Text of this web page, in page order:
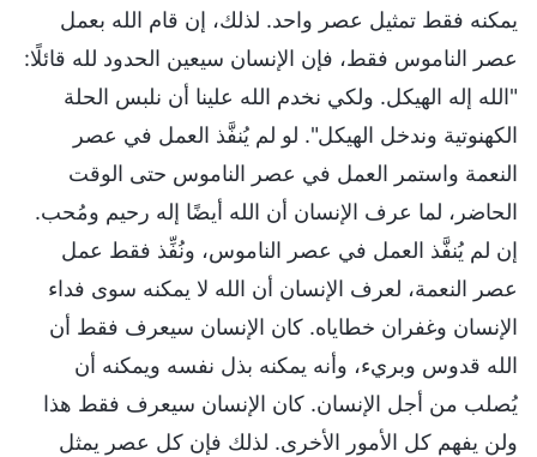
يمكنه فقط تمثيل عصر واحد. لذلك، إن قام الله بعمل
عصر الناموس فقط، فإن الإنسان سيعين الحدود لله قائلًا:
"الله إله الهيكل. ولكي نخدم الله علينا أن نلبس الحلة
الكهنوتية وندخل الهيكل". لو لم يُنفَّذ العمل في عصر
النعمة واستمر العمل في عصر الناموس حتى الوقت
الحاضر، لما عرف الإنسان أن الله أيضًا إله رحيم ومُحب.
إن لم يُنفَّذ العمل في عصر الناموس، ونُفِّذ فقط عمل
عصر النعمة، لعرف الإنسان أن الله لا يمكنه سوى فداء
الإنسان وغفران خطاياه. كان الإنسان سيعرف فقط أن
الله قدوس وبريء، وأنه يمكنه بذل نفسه ويمكنه أن
يُصلب من أجل الإنسان. كان الإنسان سيعرف فقط هذا
ولن يفهم كل الأمور الأخرى. لذلك فإن كل عصر يمثل